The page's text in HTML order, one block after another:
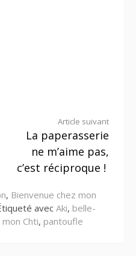
Article suivant
La paperasserie
ne m’aime pas,
c’est réciproque !
, Bienvenue chez mon
avec Aki, belle-
mon Chti, pantoufle